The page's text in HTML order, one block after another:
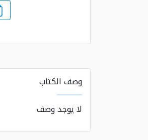
وصف الكتاب
لا يوجد وصف